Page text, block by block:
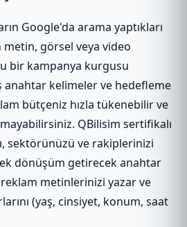
Google'da arama yaptıkları
metin, görsel veya video
bir kampanya kurgusu
anahtar kelimeler ve hedefleme
bütçeniz hızla tükenebilir ve
QBilisim sertifikalı
sektörünüzü ve rakiplerinizi
dönüşüm getirecek anahtar
metinlerinizi yazar ve
(yaş, cinsiyet, konum, saat